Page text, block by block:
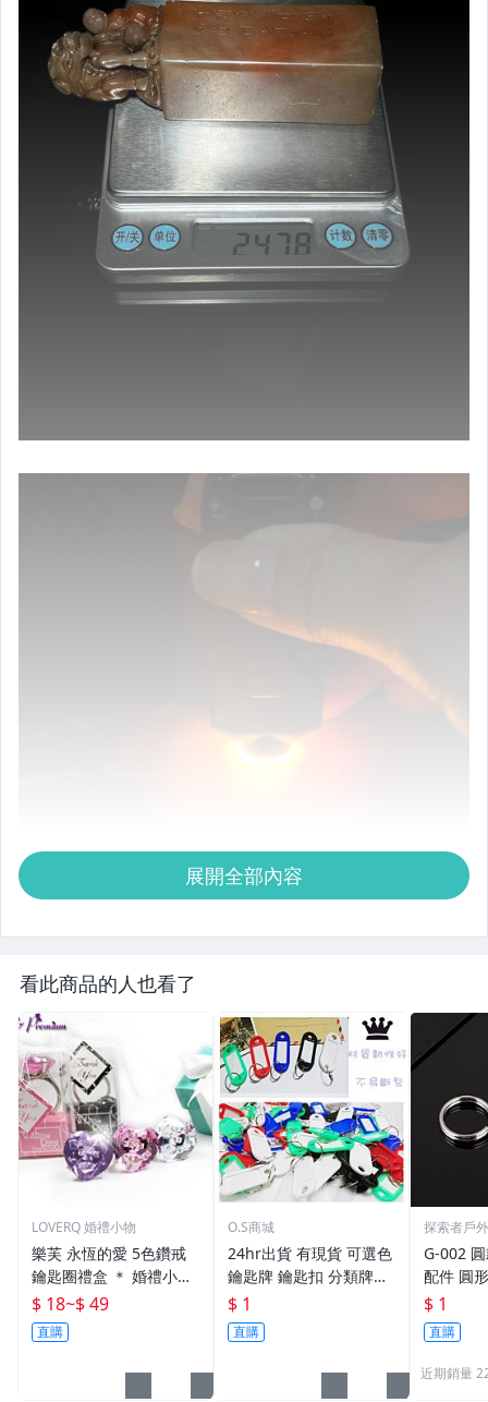
展開全部內容
看此商品的人也看了
LOVERQ 婚禮小物
樂芙 永恆的愛 5色鑽戒
鑰匙圈禮盒 ＊ 婚禮小物
二次進場 工商禮贈品 戒
指鑰匙圈 鑽石鑰匙扣 大
鑽戒 送客禮 活動贈品
$ 18~$ 49
直購
O.S商城
24hr出貨 有現貨 可選色
鑰匙牌 鑰匙扣 分類牌鎖
匙 分類牌 塑膠鑰匙牌 鑰
匙扣 號碼牌 分類牌 標記
鑰匙吊牌 掛牌
$ 1
直購
探索者戶
G-002
配件 圓
鑰匙圈
單個鑰
$ 1
直購
近期銷量